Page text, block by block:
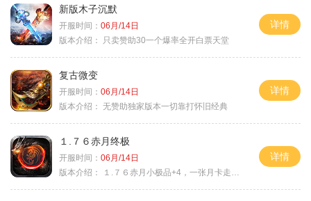
新版木子沉默
开服时间： 06月/14日
版本介绍：
只卖赞助30一个爆率全开白票天堂
详情
复古微变
开服时间： 06月/14日
版本介绍： 无赞助独家版本一切靠打怀旧经典
详情
１.７６赤月终极
开服时间： 06月/14日
版本介绍：
１.７６赤月小极品+4，一张月卡走天涯b
详情